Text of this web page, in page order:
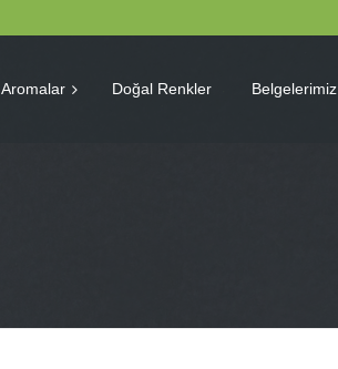
Aromalar Doğal Renkler Belgelerimiz